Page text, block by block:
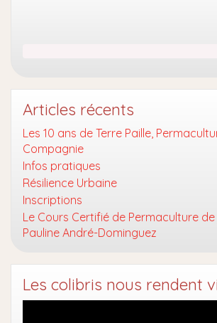
Articles récents
Les 10 ans de Terre Paille,
Compagnie
Infos pratiques
Résilience Urbaine
Inscriptions
Le Cours Certifié de Permaculture
Pauline André-Dominguez
Les colibris nous rendent